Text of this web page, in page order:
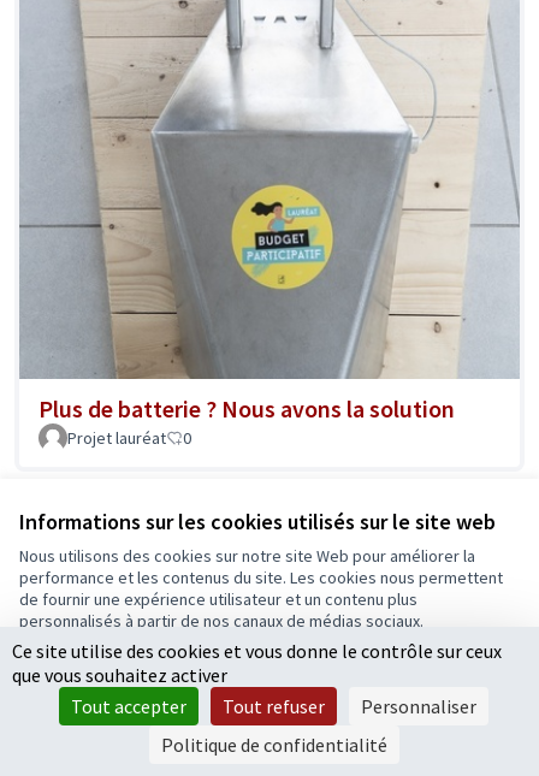
Informations sur les cookies utilisés sur le site web
Nous utilisons des cookies sur notre site Web pour améliorer la
performance et les contenus du site. Les cookies nous permettent
de fournir une expérience utilisateur et un contenu plus
personnalisés à partir de nos canaux de médias sociaux.
Tout accepter
Accepter seulement les cookies essentiels
Paramètres
Plus de batterie ? Nous avons la solution
Projet lauréat 0
Résultats par page : 25
1 2 3 4 5
Voir toutes les propositions retirées
Ce site utilise des cookies et vous donne le contrôle sur ceux
que vous souhaitez activer
Tout accepter
Tout refuser
Personnaliser
Politique de confidentialité